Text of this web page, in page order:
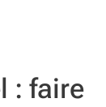
: faire